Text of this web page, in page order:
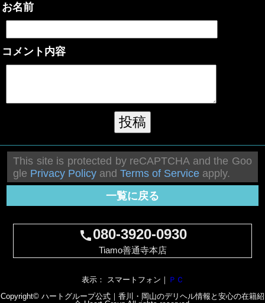
お名前
コメント内容
This site is protected by reCAPTCHA and the Goo
gle Privacy Policy andTerms of Service apply.
一覧に戻る
call080-3920-0930
Tiamo善通寺本店
表示： スマートフォン｜ ＰＣ
Copyright© ハートグループ公式｜香川・岡山のデリヘル情報と安心の在籍紹